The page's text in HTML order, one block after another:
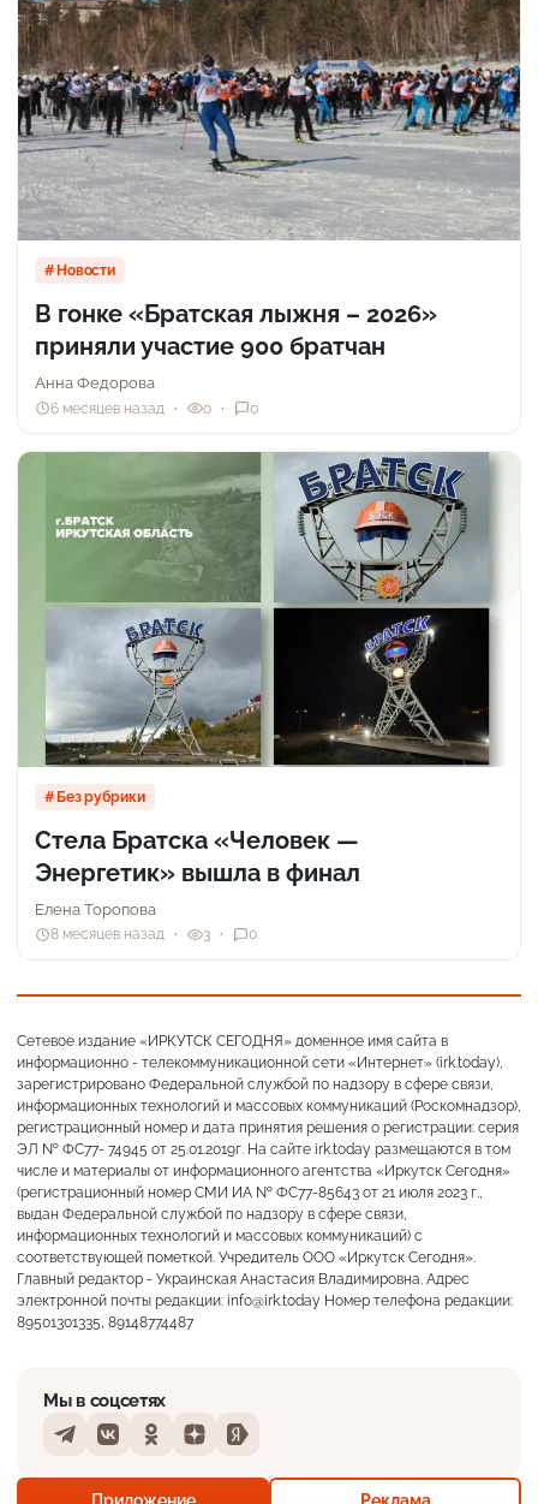
Преимущественно ясно
Новости
В гонке «Братская лыжня – 2026»
приняли участие 900 братчан
Анна Федорова
6 месяцев назад 0 0
Без рубрики
Стела Братска «Человек —
Энергетик» вышла в финал
Елена Торопова
8 месяцев назад 3 0
Сетевое издание «ИРКУТСК СЕГОДНЯ» доменное имя сайта в
информационно - телекоммуникационной сети «Интернет» (irk.today),
зарегистрировано Федеральной службой по надзору в сфере связи,
информационных технологий и массовых коммуникаций (Роскомнадзор),
регистрационный номер и дата принятия решения о регистрации: серия
ЭЛ № ФС77- 74945 от 25.01.2019г. На сайте irk.today размещаются в том
числе и материалы от информационного агентства «Иркутск Сегодня»
(регистрационный номер СМИ ИА № ФС77-85643 от 21 июля 2023 г.,
выдан Федеральной службой по надзору в сфере связи,
информационных технологий и массовых коммуникаций) с
соответствующей пометкой. Учредитель ООО «Иркутск Сегодня».
Главный редактор - Украинская Анастасия Владимировна. Адрес
электронной почты редакции: info@irk.today Номер телефона редакции:
89501301335, 89148774487
Мы в соцсетях
TelegramVKontakteOdnoklassniki
DzenYandex